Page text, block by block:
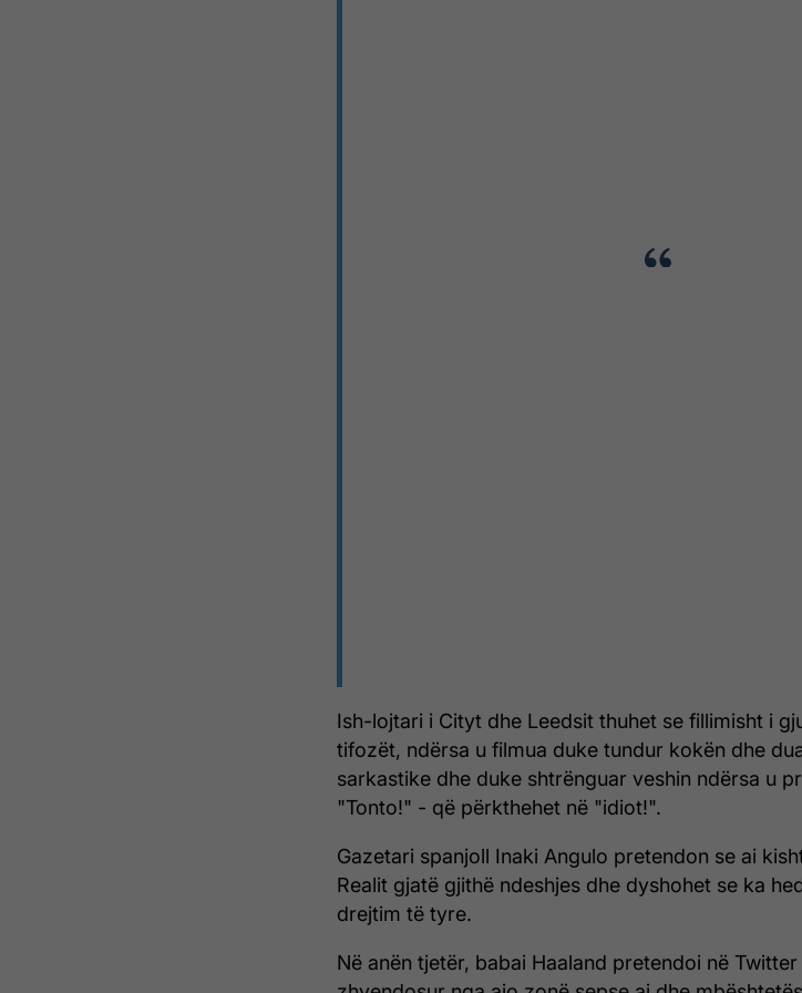
Ish-lojtari i Cityt dhe Leedsit thuhet se fillimisht i
tifozët, ndërsa u filmua duke tundur kokën dhe
sarkastike dhe duke shtrënguar veshin ndërsa u
"Tonto!" - që përkthehet në "idiot!".
Gazetari spanjoll Inaki Angulo pretendon se ai
Realit gjatë gjithë ndeshjes dhe dyshohet se ka
drejtim të tyre.
Në anën tjetër, babai Haaland pretendoi në